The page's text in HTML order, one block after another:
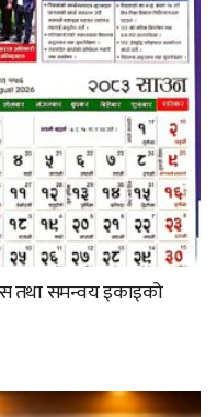
तथा समन्वय इकाइको